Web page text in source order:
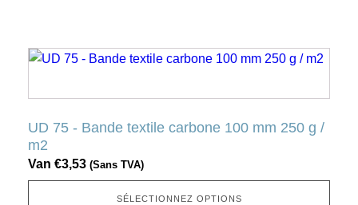
la
produit
UD 75 - Bande textile carbone 100 mm 250 g /
m2
Van €3,53 (Sans TVA)
SÉLECTIONNEZ OPTIONS
Ce
a
variantes.
Cette